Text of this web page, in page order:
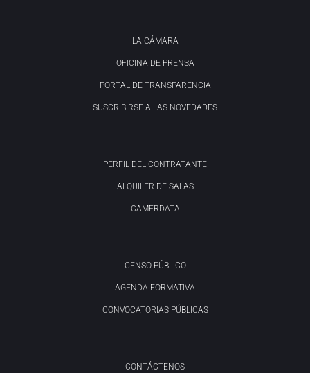
LA CÁMARA
OFICINA DE PRENSA
PORTAL DE TRANSPARENCIA
SUSCRIBIRSE A LAS NOVEDADES
PERFIL DEL CONTRATANTE
ALQUILER DE SALAS
CAMERDATA
CENSO PÚBLICO
AGENDA FORMATIVA
CONVOCATORIAS PÚBLICAS
CONTÁCTENOS